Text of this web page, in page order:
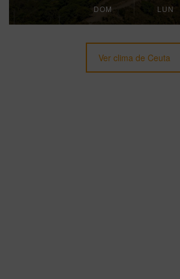
DOM LUN
Ver clima de Ceuta